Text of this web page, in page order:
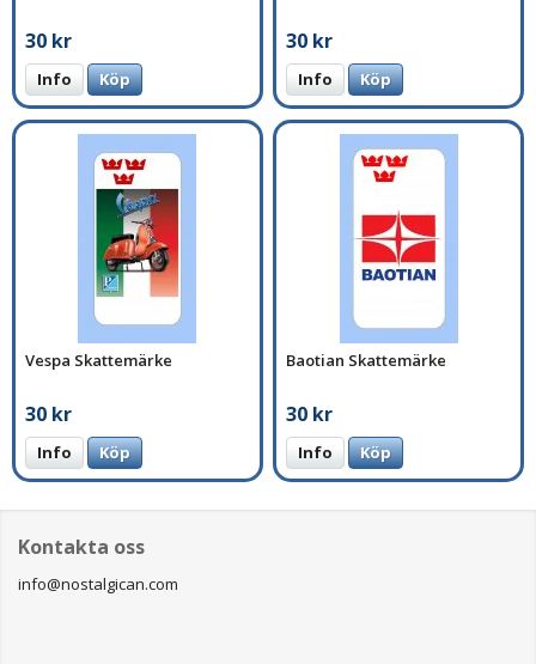
30 kr
Info Köp
30 kr
Info Köp
Vespa Skattemärke
30 kr
Info Köp
Baotian Skattemärke
30 kr
Info Köp
Kontakta oss
info@nostalgican.com